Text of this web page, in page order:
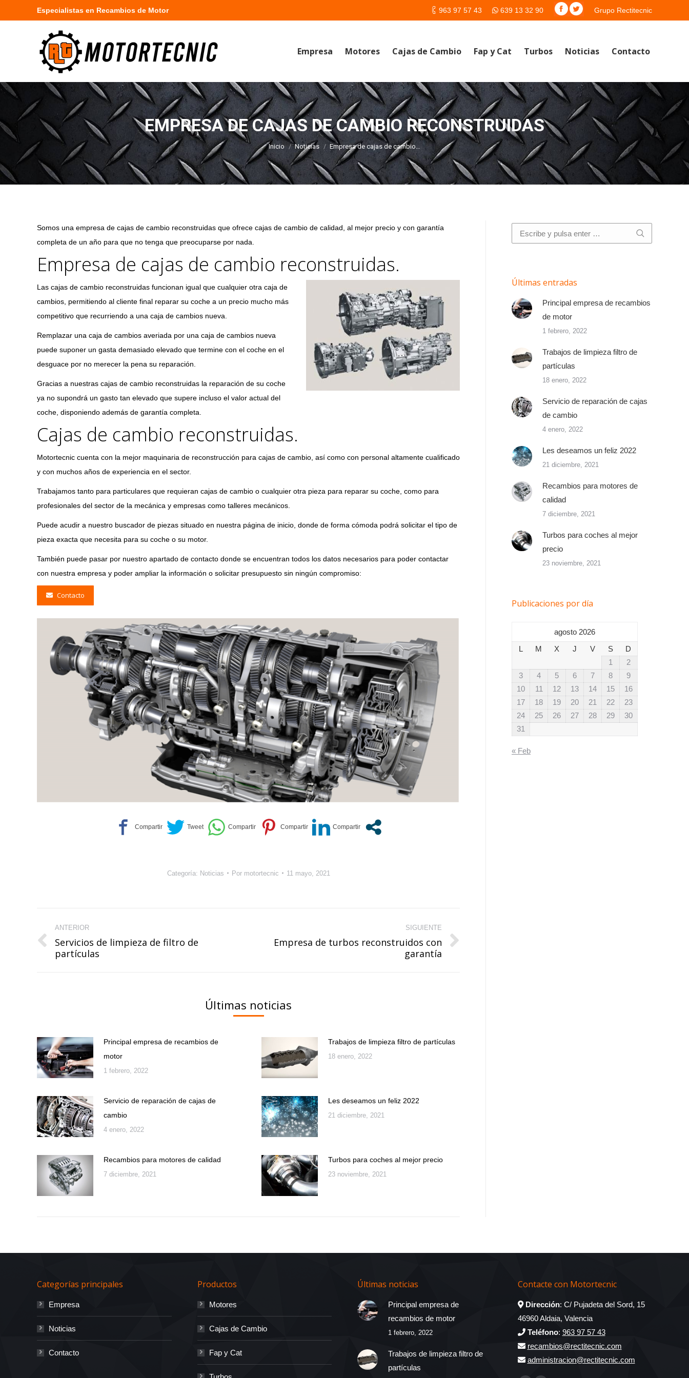
Especialistas en Recambios de Motor 963 97 57 43 639 13 32 90 Grupo Rectitecnic
Empresa Motores Cajas de Cambio Fap y Cat Turbos Noticias Contacto
EMPRESA DE CAJAS DE CAMBIO RECONSTRUIDAS
Estás aquí:
Inicio Noticias Empresa de cajas de cambio…
Somos una empresa de cajas de cambio reconstruidas que ofrece cajas de cambio de calidad, al mejor precio y con garantía
completa de un año para que no tenga que preocuparse por nada.
Empresa de cajas de cambio reconstruidas.
Las cajas de cambio reconstruidas funcionan igual que cualquier otra caja de
cambios, permitiendo al cliente final reparar su coche a un precio mucho más
competitivo que recurriendo a una caja de cambios nueva.
Remplazar una caja de cambios averiada por una caja de cambios nueva
puede suponer un gasta demasiado elevado que termine con el coche en el
desguace por no merecer la pena su reparación.
Gracias a nuestras cajas de cambio reconstruidas la reparación de su coche
ya no supondrá un gasto tan elevado que supere incluso el valor actual del
coche, disponiendo además de garantía completa.
Cajas de cambio reconstruidas.
Motortecnic cuenta con la mejor maquinaria de reconstrucción para cajas de cambio, así como con personal altamente cualificado
y con muchos años de experiencia en el sector.
Trabajamos tanto para particulares que requieran cajas de cambio o cualquier otra pieza para reparar su coche, como para
profesionales del sector de la mecánica y empresas como talleres mecánicos.
Puede acudir a nuestro buscador de piezas situado en nuestra página de inicio, donde de forma cómoda podrá solicitar el tipo de
pieza exacta que necesita para su coche o su motor.
También puede pasar por nuestro apartado de contacto donde se encuentran todos los datos necesarios para poder contactar
con nuestra empresa y poder ampliar la información o solicitar presupuesto sin ningún compromiso:
Contacto
Categoría: Noticias Por motortecnic 11 mayo, 2021
entre
publicaciones
ANTERIOR
Publicación
anterior:
Servicios de limpieza de filtro de
partículas
SIGUIENTE
Publicación
Empresa de turbos reconstruidos con
garantía
Últimas noticias
Principal empresa de recambios de
motor
1 febrero, 2022
Trabajos de limpieza filtro de partículas
18 enero, 2022
Servicio de reparación de cajas de
cambio
4 enero, 2022
Les deseamos un feliz 2022
21 diciembre, 2021
Recambios para motores de calidad
7 diciembre, 2021
Turbos para coches al mejor precio
23 noviembre, 2021
Buscar:
Últimas entradas
Principal empresa de recambios
de motor
1 febrero, 2022
Trabajos de limpieza filtro de
partículas
18 enero, 2022
Servicio de reparación de cajas
de cambio
4 enero, 2022
Les deseamos un feliz 2022
21 diciembre, 2021
Recambios para motores de
calidad
7 diciembre, 2021
Turbos para coches al mejor
precio
23 noviembre, 2021
Publicaciones por día
agosto 2026
L
M X J V S
D
1
2
3
4 5 6 7 8
9
10
11 12 13 14 15
16
17
18 19 20 21 22
23
24
25 26 27 28 29
30
31
« Feb
Categorías principales
Empresa
Noticias
Contacto
Productos
Motores
Cajas de Cambio
Fap y Cat
Últimas noticias
Principal empresa de
recambios de motor
1 febrero, 2022
Trabajos de limpieza filtro de
partículas
Contacte con Motortecnic
Dirección: C/ Pujadeta del Sord, 15
46960 Aldaia, Valencia
Teléfono: 963 97 57 43
recambios@rectitecnic.com
administracion@rectitecnic.com